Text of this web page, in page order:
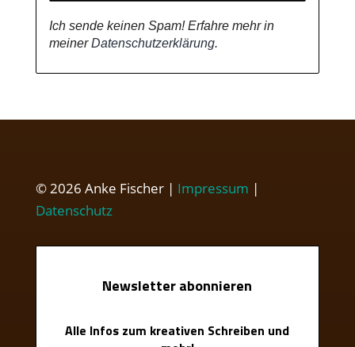
Ich sende keinen Spam! Erfahre mehr in
meinerDatenschutzerklärung.
© 2026 Anke Fischer | Impressum |
Datenschutz
Newsletter abonnieren
Alle Infos zum kreativen Schreiben und